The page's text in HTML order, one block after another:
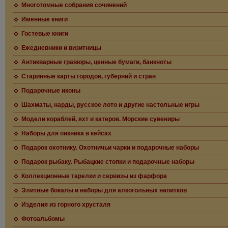
Многотомные собрания сочинений
Именные книги
Гостевые книги
Ежедневники и визитницы
Антикварные гравюры, ценные бумаги, банкноты
Старинные карты городов, губерний и стран
Подарочные иконы
Шахматы, нарды, русское лото и другие настольные игры
Модели кораблей, яхт и катеров. Морские сувениры
Наборы для пикника в кейсах
Подарок охотнику. Охотничьи чарки и подарочные наборы
Подарок рыбаку. Рыбацкие стопки и подарочные наборы
Коллекционные тарелки и сервизы из фарфора
Элитные бокалы и наборы для алкогольных напитков
Изделия из горного хрусталя
Фотоальбомы